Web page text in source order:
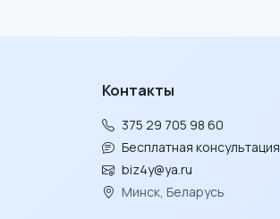
Контакты
375 29 705 98 60
Бесплатная консультация
biz4y@ya.ru
Минск, Беларусь